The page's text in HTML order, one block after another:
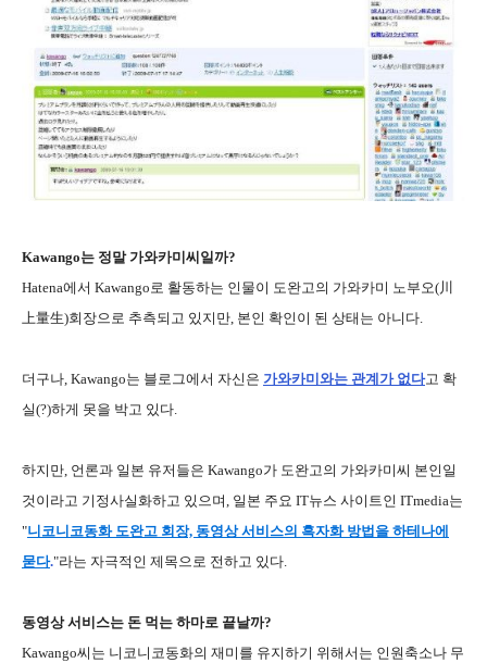
Kawango는 정말 가와카미씨일까?
Hatena에서 Kawango로 활동하는 인물이 도완고의 가와카미 노부오(川
上量生)회장으로 추측되고 있지만, 본인 확인이 된 상태는 아니다.
더구나, Kawango는 블로그에서 자신은 가와카미와는 관계가 없다고 확
실(?)하게 못을 박고 있다.
하지만, 언론과 일본 유저들은 Kawango가 도완고의 가와카미씨 본인일
것이라고 기정사실화하고 있으며, 일본 주요 IT뉴스 사이트인 ITmedia는
"니코니코동화 도완고 회장, 동영상 서비스의 흑자화 방법을 하테나에
묻다."라는 자극적인 제목으로 전하고 있다.
동영상 서비스는 돈 먹는 하마로 끝날까?
Kawango씨는 니코니코동화의 재미를 유지하기 위해서는 인원축소나 무